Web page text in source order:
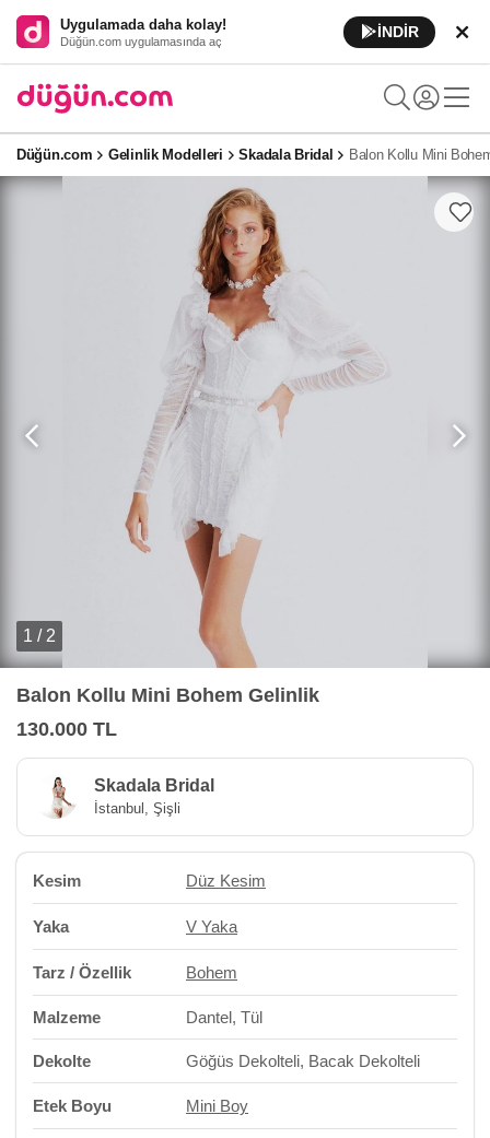
Uygulamada daha kolay!
Düğün.com uygulamasında aç
İNDİR
Düğün.com Gelinlik Modelleri Skadala Bridal Balon Kollu Mini
1 / 2
Balon Kollu Mini Bohem Gelinlik
130.000 TL
Skadala Bridal
İstanbul, Şişli
Kesim Düz Kesim
Yaka V Yaka
Tarz / Özellik Bohem
Malzeme Dantel, Tül
Dekolte Göğüs Dekolteli, Bacak Dekolteli
Etek Boyu Mini Boy